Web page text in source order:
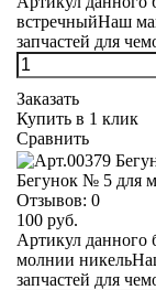
встречныйНаш
запчастей для
Заказать
Купить в 1 клик
Сравнить
Бегунок № 5 для
Отзывов: 0
100 руб.
Артикул данного
молнии
запчастей для